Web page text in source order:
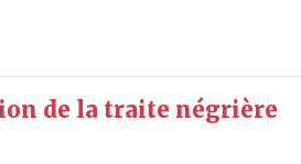
de la traite négrière